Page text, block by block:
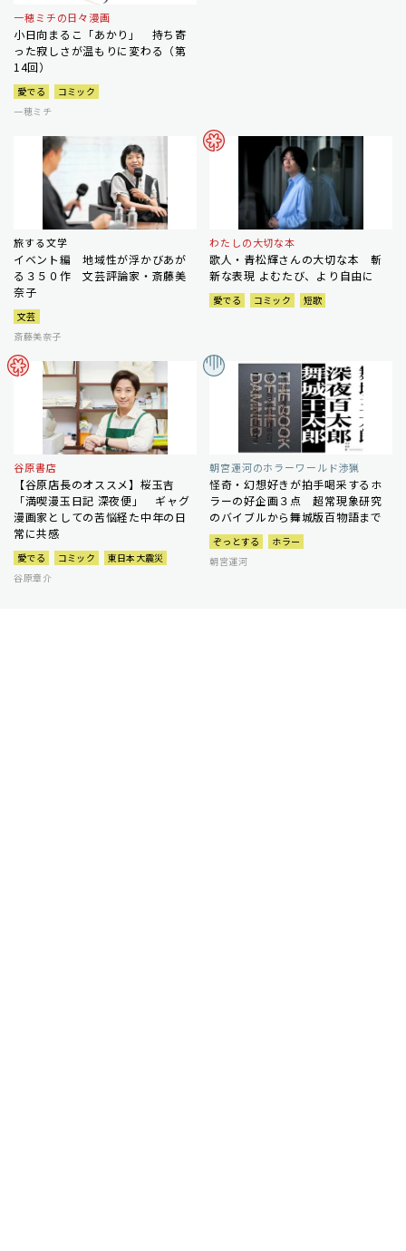
一穂ミチの日々漫画
小日向まるこ「あかり」 持ち寄
った寂しさが温もりに変わる（第
14回）
愛でる
コミック
一穂ミチ
旅する文学
イベント編 地域性が浮かびあが
る３５０作 文芸評論家・斎藤美
奈子
文芸
斎藤美奈子
わたしの大切な本
歌人・青松輝さんの大切な本 斬
新な表現 よむたび、より自由に
愛でる コミック 短歌
谷原書店
【谷原店長のオススメ】桜玉吉
「満喫漫玉日記 深夜便」 ギャグ
漫画家としての苦悩経た中年の日
常に共感
愛でる コミック
東日本大震災
谷原章介
朝宮運河のホラーワールド渉猟
怪奇・幻想好きが拍手喝采するホ
ラーの好企画３点 超常現象研究
のバイブルから舞城版百物語まで
ぞっとする
ホラー
朝宮運河